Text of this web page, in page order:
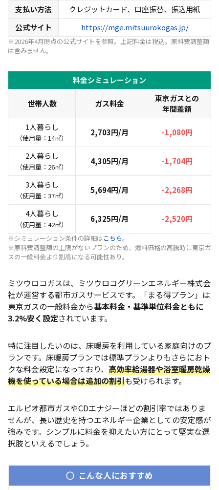
支払い方法
クレジットカード、口座振替、振込用紙
公式サイト
https://mge.mitsuurokogas.jp/
※2026年4月時点の公式サイトを参照。上記料金は税込。原料費調整額
は含みません。
料金シミュレーション
世帯人数 ガス料金
東京ガスとの
年間差額
1人暮らし
（使用量：14㎥）
2,703円/月 -1,080円
2人暮らし
（使用量：26㎥）
4,305円/月 -1,704円
3人暮らし
（使用量：37㎥）
5,694円/月 -2,268円
4人暮らし
（使用量：42㎥）
6,325円/月 -2,520円
※シミュレーション条件の詳細はこちら。
※原料費調整額の上限がないプランのため、燃料価格の高騰時に東京ガ
スの一般料金より割高になる可能性あり。
ミツウロコガスは、ミツウロコグリーンエネルギー株式会
社が運営する都市ガスサービスです。「まる得プラン」は
東京ガスの一般料金から基本料金・基準単位料金ともに
3.2%安く設定されています。
特に注目したいのは、床暖房を利用している家庭向けのプ
ランです。床暖房プランでは標準プランよりもさらにおト
クな料金設定になっており、 高効率給湯器や浴室暖房乾燥
機を使っている場合は追加の割引も受けられます。
エルピオ都市ガスやCDエナジーほどの割引率ではありま
せんが、長い歴史を持つエネルギー企業としての安定感が
強みです。シンプルに料金を抑えたい方にとって堅実な選
択肢といえるでしょう。
こんな人におすすめ